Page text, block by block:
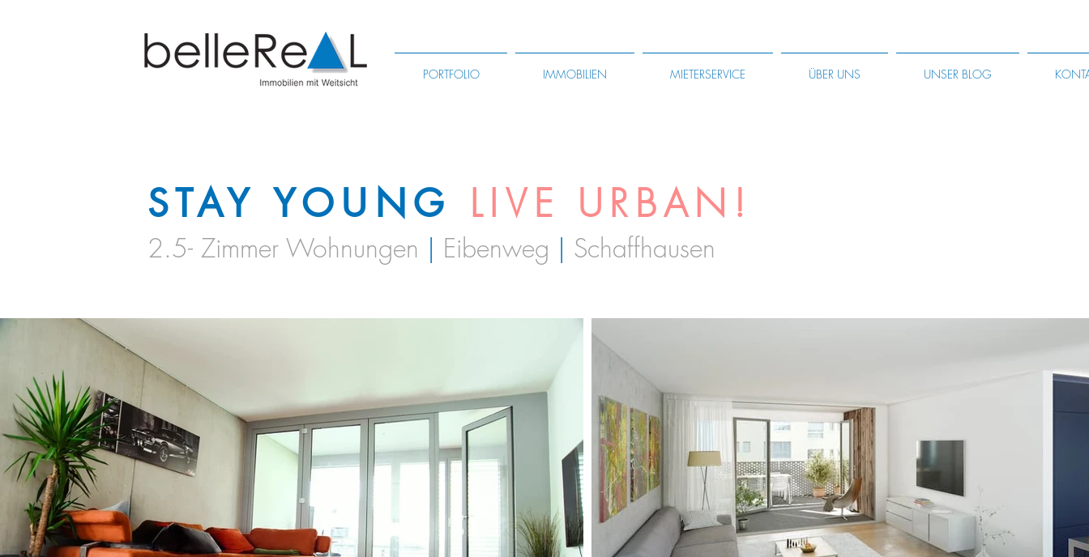
PORTFOLIO IMMOBILIEN MIETERSERVICE ÜBER UNS UNSER BLOG
STAY YOUNG LIVE URBAN!
2.5- Zimmer Wohnungen | Eibenweg | Schaffhausen